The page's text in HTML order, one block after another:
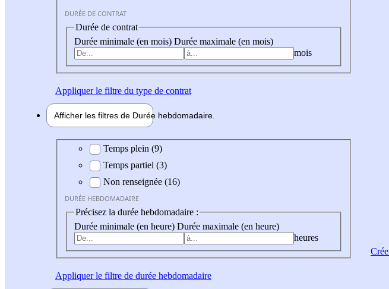
DURÉE DE CONTRAT
Durée de contrat
Durée minimale (en mois) Durée maximale (en mois)
mois
Appliquerle filtre du type de contrat
Afficher les filtres de Durée hebdomadaire
Durée hebdomadaire
Temps plein (9)
Temps partiel (3)
Non renseignée (16)
DURÉE HEBDOMADAIRE
Précisez la durée hebdomadaire :
Durée minimale (en heure) Durée maximale (en heure)
heures
Appliquerle filtre de durée hebdomadaire